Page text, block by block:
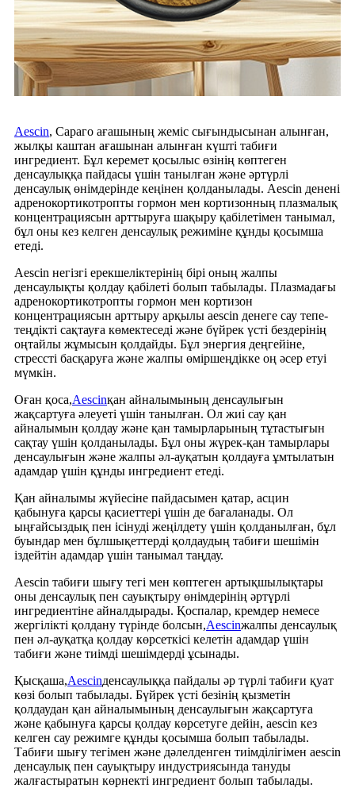
Aescin, Сараго ағашының жеміс сығындысынан алынған,
жылқы каштан ағашынан алынған күшті табиғи
ингредиент. Бұл керемет қосылыс өзінің көптеген
денсаулыққа пайдасы үшін танылған және әртүрлі
денсаулық өнімдерінде кеңінен қолданылады. Aescin денені
адренокортикотропты гормон мен кортизонның плазмалық
концентрациясын арттыруға шақыру қабілетімен танымал,
бұл оны кез келген денсаулық режиміне құнды қосымша
етеді.
Aescin негізгі ерекшеліктерінің бірі оның жалпы
денсаулықты қолдау қабілеті болып табылады. Плазмадағы
адренокортикотропты гормон мен кортизон
концентрациясын арттыру арқылы aescin денеге сау тепе-
теңдікті сақтауға көмектеседі және бүйрек үсті бездерінің
оңтайлы жұмысын қолдайды. Бұл энергия деңгейіне,
стрессті басқаруға және жалпы өміршеңдікке оң әсер етуі
мүмкін.
Оған қоса,Aescinқан айналымының денсаулығын
жақсартуға әлеуеті үшін танылған. Ол жиі сау қан
айналымын қолдау және қан тамырларының тұтастығын
сақтау үшін қолданылады. Бұл оны жүрек-қан тамырлары
денсаулығын және жалпы әл-ауқатын қолдауға ұмтылатын
адамдар үшін құнды ингредиент етеді.
Қан айналымы жүйесіне пайдасымен қатар, асцин
қабынуға қарсы қасиеттері үшін де бағаланады. Ол
ыңғайсыздық пен ісінуді жеңілдету үшін қолданылған, бұл
буындар мен бұлшықеттерді қолдаудың табиғи шешімін
іздейтін адамдар үшін танымал таңдау.
Aescin табиғи шығу тегі мен көптеген артықшылықтары
оны денсаулық пен сауықтыру өнімдерінің әртүрлі
ингредиентіне айналдырады. Қоспалар, кремдер немесе
жергілікті қолдану түрінде болсын,Aescinжалпы денсаулық
пен әл-ауқатқа қолдау көрсеткісі келетін адамдар үшін
табиғи және тиімді шешімдерді ұсынады.
Қысқаша,Aescinденсаулыққа пайдалы әр түрлі табиғи қуат
көзі болып табылады. Бүйрек үсті безінің қызметін
қолдаудан қан айналымының денсаулығын жақсартуға
және қабынуға қарсы қолдау көрсетуге дейін, aescin кез
келген сау режимге құнды қосымша болып табылады.
Табиғи шығу тегімен және дәлелденген тиімділігімен aescin
денсаулық пен сауықтыру индустриясында тануды
жалғастыратын көрнекті ингредиент болып табылады.